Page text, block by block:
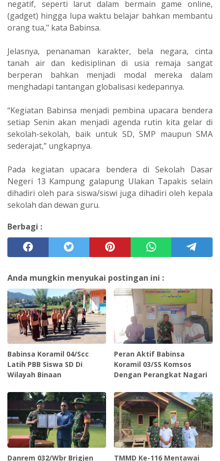
negatif, seperti larut dalam bermain game online,
(gadget) hingga lupa waktu belajar bahkan membantu
orang tua," kata Babinsa.
Jelasnya, penanaman karakter, bela negara, cinta
tanah air dan kedisiplinan di usia remaja sangat
berperan bahkan menjadi modal mereka dalam
menghadapi tantangan globalisasi kedepannya.
“Kegiatan Babinsa menjadi pembina upacara bendera
setiap Senin akan menjadi agenda rutin kita gelar di
sekolah-sekolah, baik untuk SD, SMP maupun SMA
sederajat,” ungkapnya.
Pada kegiatan upacara bendera di Sekolah Dasar
Negeri 13 Kampung galapung Ulakan Tapakis selain
dihadiri oleh para siswa/siswi juga dihadiri oleh kepala
sekolah dan dewan guru.
Berbagi :
Anda mungkin menyukai postingan ini :
Babinsa Koramil 04/Scc
Latih PBB Siswa SD Di
Wilayah Binaan
Peran Aktif Babinsa
Koramil 03/SS Komsos
Dengan Perangkat Nagari
Danrem 032/Wbr Brigjen TMMD Ke-116 Mentawai